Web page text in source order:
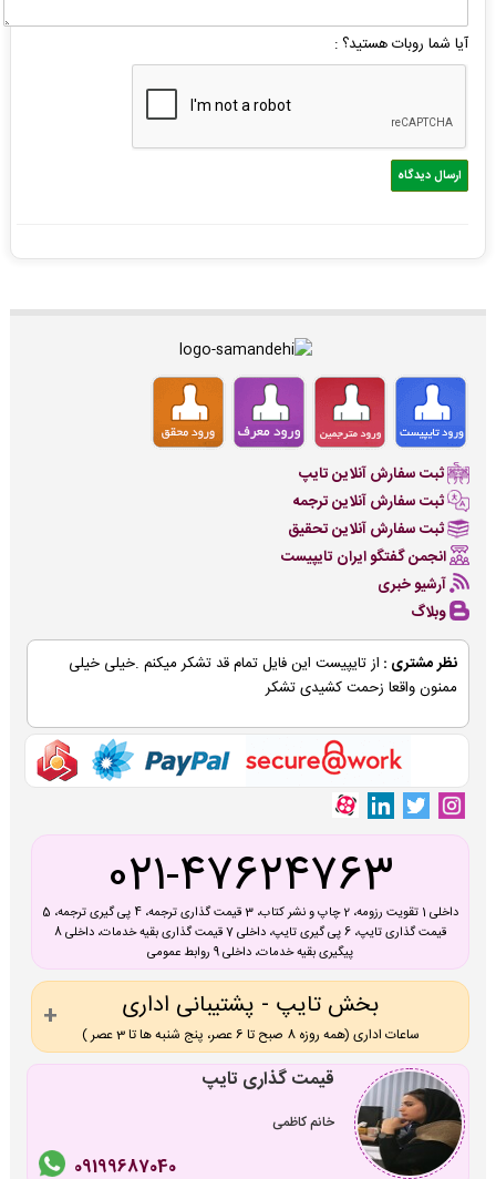
آیا شما روبات هستید؟ :
ثبت سفارش آنلاین تایپ
ثبت سفارش آنلاین ترجمه
ثبت سفارش آنلاین تحقیق
انجمن گفتگو ایران تایپیست
آرشیو خبری
وبلاگ
نظر مشتری : از تایپیست این فایل تمام قد تشکر میکنم .خیلی خیلی
ممنون واقعا زحمت کشیدی تشکر
021-47624763
داخلی 1 تقویت رزومه، 2 چاپ و نشر کتاب، 3 قیمت گذاری ترجمه، 4 پی گیری ترجمه، 5
قیمت گذاری تایپ، 6 پی گیری تایپ، داخلی 7 قیمت گذاری بقیه خدمات، داخلی 8
پیگیری بقیه خدمات، داخلی 9 روابط عمومی
بخش تایپ - پشتیبانی اداری
ساعات اداری (همه روزه 8 صبح تا 6 عصر، پنج شنبه ها تا 3 عصر )
قیمت گذاری تایپ
خانم کاظمی
09199687040